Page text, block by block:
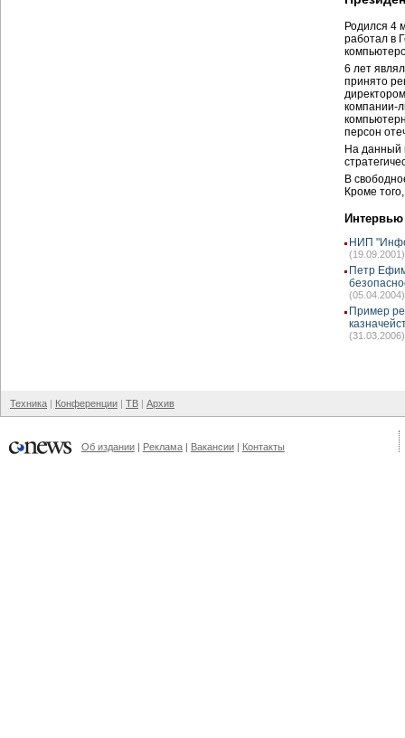
Родился 4
работал в
6 лет
принято
компании-
персон
На данный
В
Кроме
Интервью
НИП
(19.09.2001)
Петр
(05.04.2004)
Пример
(31.03.2006)
Техника Конференции ТВ Архив
Об издании Реклама Вакансии Контакты